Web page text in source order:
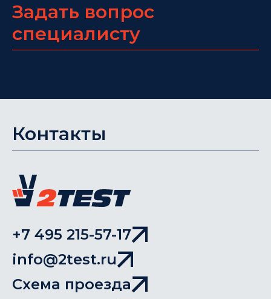
Задать вопрос
специалисту
Контакты
+7 495 215-57-17
info@2test.ru
Схема проезда